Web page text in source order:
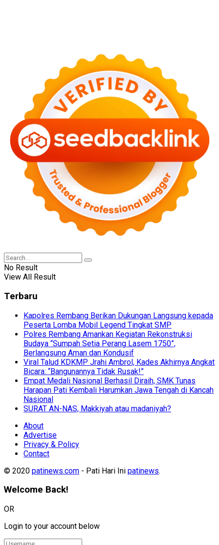
No Result
View All Result
Terbaru
Kapolres Rembang Berikan Dukungan Langsung kepada
Peserta Lomba Mobil Legend Tingkat SMP
Polres Rembang Amankan Kegiatan Rekonstruksi
Budaya “Sumpah Setia Perang Lasem 1750”,
Berlangsung Aman dan Kondusif
Viral Talud KDKMP Jrahi Ambrol, Kades Akhirnya Angkat
Bicara: “Bangunannya Tidak Rusak!”
Empat Medali Nasional Berhasil Diraih, SMK Tunas
Harapan Pati Kembali Harumkan Jawa Tengah di Kancah
Nasional
SURAT AN-NAS, Makkiyah atau madaniyah?
About
Advertise
Privacy & Policy
Contact
© 2020 patinews.com - Pati Hari Ini patinews.
Welcome Back!
OR
Login to your account below